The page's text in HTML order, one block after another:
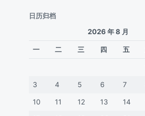
日历归档
2026 年 8 月
一 二 三 四 五
3 4 5 6 7
10 11 12 13 14